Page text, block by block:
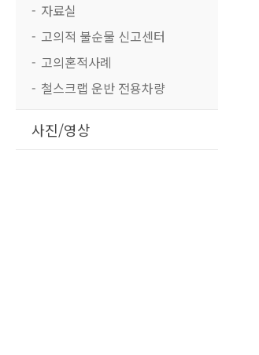
자료실
고의적 불순물 신고센터
고의혼적사례
철스크랩 운반 전용차량
사진/영상